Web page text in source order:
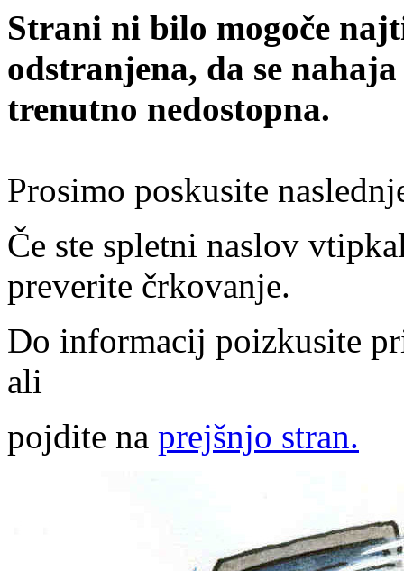
Strani ni bilo mogoče
odstranjena, da se
trenutno nedostopna.
Prosimo poskusite
Če ste spletni naslov
preverite črkovanje.
Do informacij poizkusite
ali
pojdite na prejšnjo stran.